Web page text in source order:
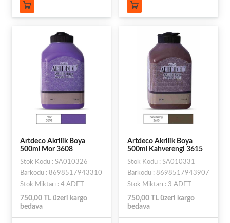
Artdeco Akrilik Boya
500ml Mor 3608
Stok Kodu : SA010326
Barkodu : 8698517943310
Stok Miktarı : 4 ADET
750,00 TL üzeri kargo
bedava
Artdeco Akrilik Boya
500ml Kahverengi 3615
Stok Kodu : SA010331
Barkodu : 8698517943907
Stok Miktarı : 3 ADET
750,00 TL üzeri kargo
bedava